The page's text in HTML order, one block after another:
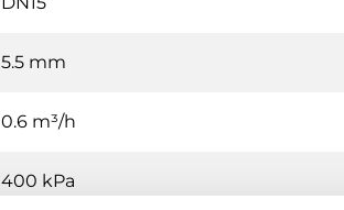
5.5 mm
0.6 m³/h
400 kPa